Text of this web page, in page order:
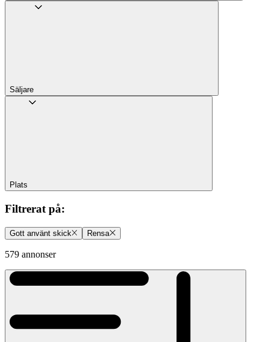
Säljare
Plats
Filtrerat på:
Gott använt skick Rensa
579 annonser